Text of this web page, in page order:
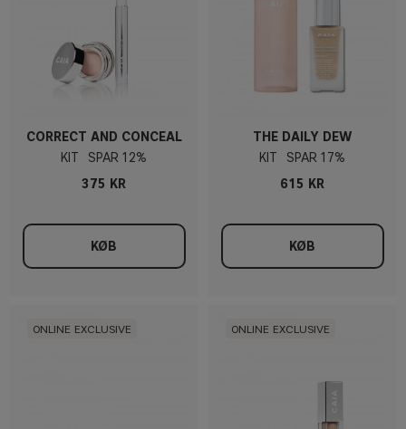
CORRECT AND CONCEAL
KIT
12%
375 KR
KØB
THE DAILY DEW
KIT
17%
615 KR
KØB
ONLINE EXCLUSIVE ONLINE EXCLUSIVE